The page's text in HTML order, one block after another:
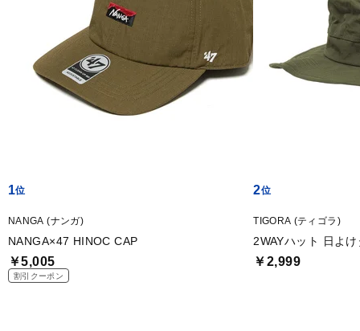
1
NANGA (ナンガ)
NANGA×47 HINOC CAP
￥5,005
割引クーポン
2
TIGORA (ティゴラ)
2WAYハット 日よ
￥2,999